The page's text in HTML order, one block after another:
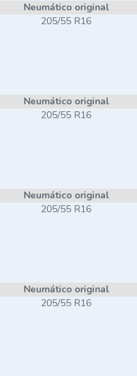
Neumático original
205/55 R16
Neumático original
205/55 R16
Neumático original
205/55 R16
Neumático original
205/55 R16